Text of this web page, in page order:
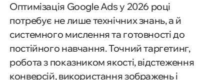
6. Оптимізація рекламних
елементів для досягнення
максимального результату
7. ШІ-інтеграції для глибокого
Оптимізація Google Ads у 2026 році
потребує не лише технічних знань, а й
системного мислення та готовності до
постійного навчання. Точний таргетинг,
робота з показником якості, відстеження
конверсій, використання зображень і